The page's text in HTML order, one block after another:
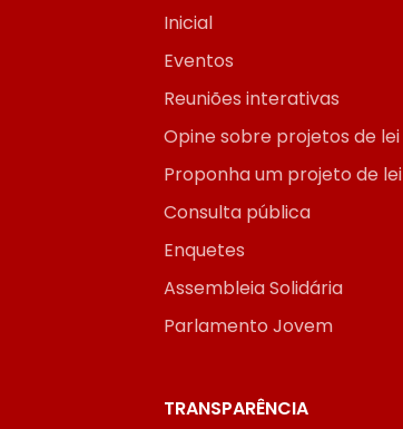
Inicial
Eventos
Reuniões interativas
Opine sobre projetos de lei
Proponha um projeto de lei
Consulta pública
Enquetes
Assembleia Solidária
Parlamento Jovem
TRANSPARÊNCIA